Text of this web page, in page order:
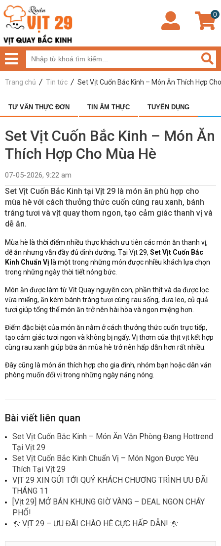
0
Trang chủ Tin tức Set Vịt Cuốn Bắc Kinh – Món Ăn Thích Hợp
TƯ VẤN THỰC ĐƠN TIN ẨM THỰC TUYỂN DỤNG
Set Vịt Cuốn Bắc Kinh – Món Ăn
Thích Hợp Cho Mùa Hè
07-05-2026, 9:22 am
Set Vịt Cuốn Bắc Kinh tại Vịt 29 là món ăn phù hợp cho
mùa hè với cách thưởng thức cuốn cùng rau xanh, bánh
tráng tươi và vịt quay thơm ngon, tạo cảm giác thanh vị và
dễ ăn.
Mùa hè là thời điểm nhiều thực khách ưu tiên các món ăn thanh vị,
dễ ăn nhưng vẫn đầy đủ dinh dưỡng. Tại Vịt 29, Set Vịt Cuốn Bắc
Kinh Chuẩn Vị là một trong những món được nhiều khách lựa chọn
trong những ngày thời tiết nóng bức.
Món ăn được làm từ Vịt Quay nguyên con, phần thịt và da được lọc
vừa miếng, ăn kèm bánh tráng tươi cùng rau sống, dưa leo, củ quả
tươi giúp tổng thể món ăn trở nên hài hòa và ngon miệng hơn.
Điểm đặc biệt của món ăn nằm ở cách thưởng thức cuốn trực tiếp,
tạo cảm giác tươi ngon và không bị ngấy. Vị thơm của thịt vịt kết hợp
cùng rau xanh giúp bữa ăn mùa hè trở nên hấp dẫn hơn rất nhiều.
Đây cũng là món ăn thích hợp cho gia đình, nhóm bạn hoặc dân văn
phòng muốn đổi vị trong những ngày nắng nóng.
Bài viết liên quan
Set Vịt Cuốn Bắc Kinh – Món Ăn Văn Phòng Đang Hottrend
Tại Vịt 29
Set Vịt Cuốn Bắc Kinh Chuẩn Vị – Món Ngon Được Yêu
Thích Tại Vịt 29
VỊT 29 XIN GỬI TỚI QUÝ KHÁCH CHƯƠNG TRÌNH ƯU ĐÃI
THÁNG 11
[Vịt 29] MỞ BÁN KHUNG GIỜ VÀNG – DEAL NGON CHÁY
PHỐ!
🌞 VỊT 29 – ƯU ĐÃI CHÀO HÈ CỰC HẤP DẪN! 🌞